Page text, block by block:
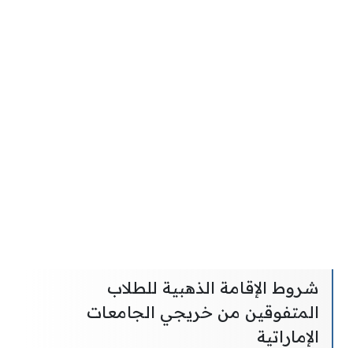
شروط الإقامة الذهبية للطلاب
المتفوقين من خريجي الجامعات
الإماراتية